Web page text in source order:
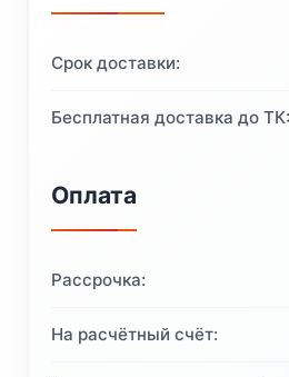
Срок доставки:
Бесплатная доставка до ТК:
Оплата
Рассрочка:
На расчётный счёт: